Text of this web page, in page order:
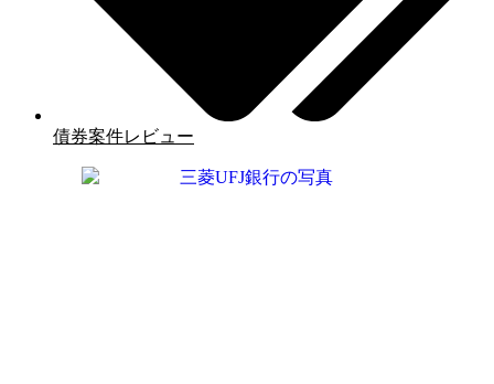
債券案件レビュー